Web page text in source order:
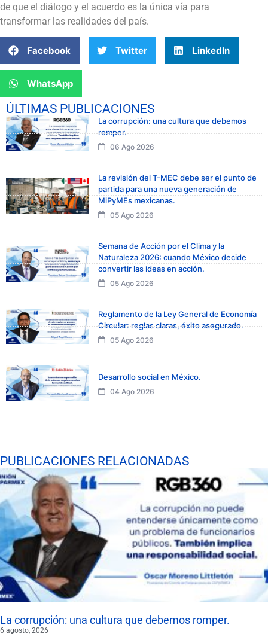
de que el diálogo y el acuerdo es la única vía para
transformar las realidades del país.
Facebook Twitter LinkedIn
WhatsApp
ÚLTIMAS PUBLICACIONES
La corrupción: una cultura que debemos
romper.
06 Ago 2026
La revisión del T-MEC debe ser el punto de
partida para una nueva generación de
MiPyMEs mexicanas.
05 Ago 2026
Semana de Acción por el Clima y la
Naturaleza 2026: cuando México decide
convertir las ideas en acción.
05 Ago 2026
Reglamento de la Ley General de Economía
Circular: reglas claras, éxito asegurado.
05 Ago 2026
Desarrollo social en México.
04 Ago 2026
PUBLICACIONES RELACIONADAS
La corrupción: una cultura que debemos romper.
6 agosto, 2026